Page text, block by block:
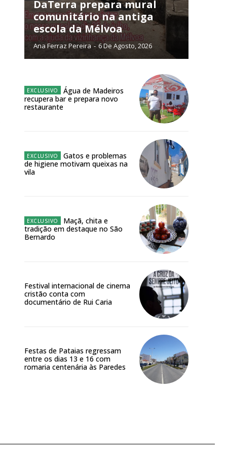
ANUAL
online
Exclusivos para
DaTerra prepara mural
comunitário na antiga
escola da Mélvoa
Ana Ferraz Pereira - 6 De Agosto, 2026
Água de Madeiros
recupera bar e prepara novo
restaurante
Gatos e problemas
de higiene motivam queixas na
vila
Maçã, chita e
tradição em destaque no São
Bernardo
Festival internacional de cinema
cristão conta com
documentário de Rui Caria
Festas de Pataias regressam
entre os dias 13 e 16 com
romaria centenária às Paredes